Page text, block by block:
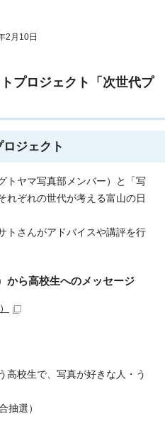
2月10日
プロジェクト「次世代プ
ジェクト
トヤマ写真部メンバー）と「写
れぞれの世代が考える富山の日
トさんがアドバイスや講評を行
から高校生へのメッセージ
高校生で、写真が好きな人・う
抽選）